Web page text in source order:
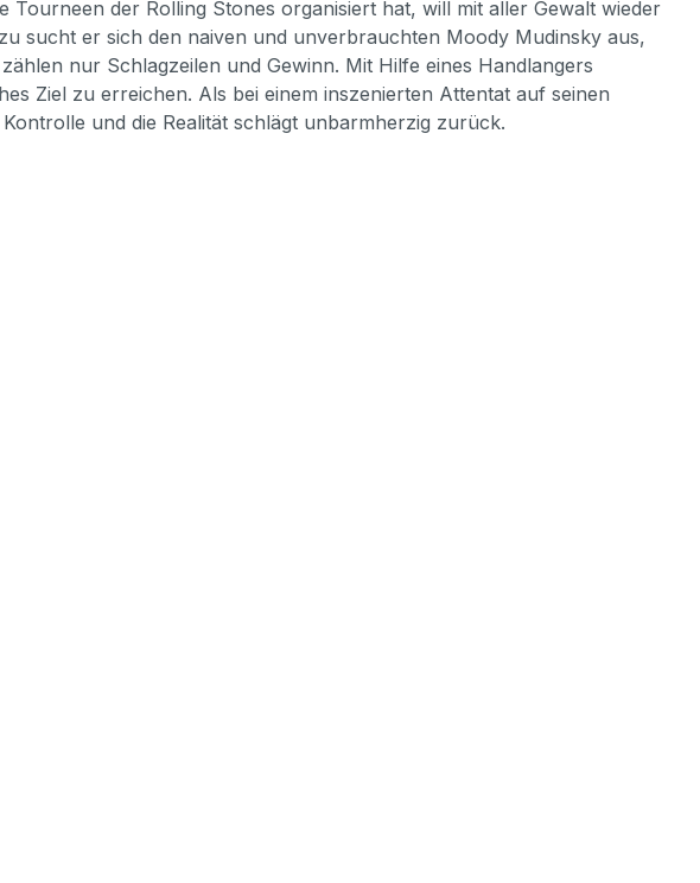
der Rolling Stones organisiert hat, will mit aller Gewalt wieder
sucht er sich den naiven und unverbrauchten Moody Mudinsky aus,
nur Schlagzeilen und Gewinn. Mit Hilfe eines Handlangers
Ziel zu erreichen. Als bei einem inszenierten Attentat auf seinen
und die Realität schlägt unbarmherzig zurück.